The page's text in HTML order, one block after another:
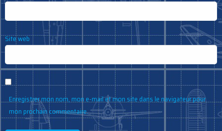
Site web
Enregistrer mon nom, mon e-mail et mon site dans le navigateur pour
mon prochain commentaire.